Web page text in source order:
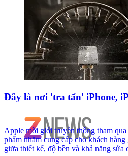
Đây là nơi 'tra tấn' iPhone,
Apple mời giới truyền thông tham
phẩm nhằm cung cấp cho khách
giữa thiết kế, độ bền và khả năng sửa